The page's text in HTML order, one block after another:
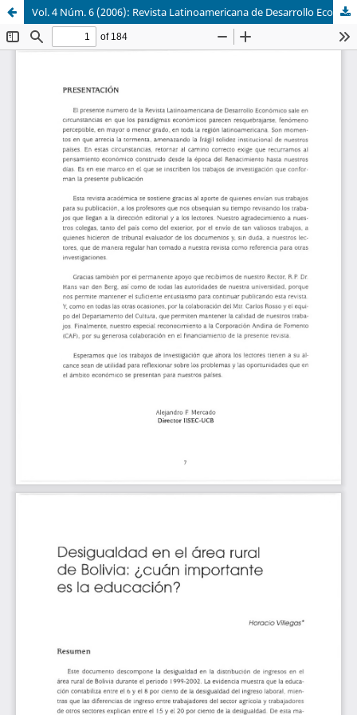
Vol. 4 Núm. 6 (2006): Revista Latinoamericana de Desarrollo Económico No. 6